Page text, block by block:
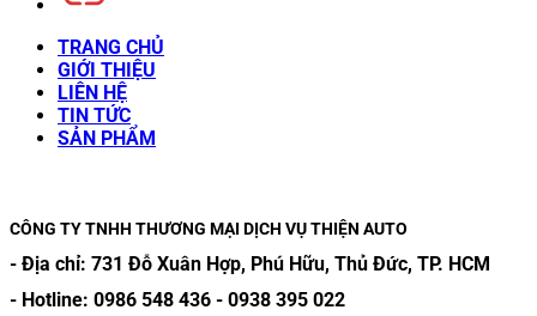
TRANG CHỦ
GIỚI THIỆU
LIÊN HỆ
TIN TỨC
SẢN PHẨM
CÔNG TY TNHH THƯƠNG MẠI DỊCH VỤ THIỆN AUTO
- Địa chỉ: 731 Đỗ Xuân Hợp, Phú Hữu, Thủ Đức, TP. HCM
- Hotline: 0986 548 436 - 0938 395 022